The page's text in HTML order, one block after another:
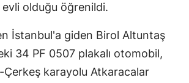
Rize
Sakarya
Samsun
olduğu öğrenildi.
İstanbul'a giden Birol Altuntaş
34 PF 0507 plakalı otomobil,
Çerkeş karayolu Atkaracalar